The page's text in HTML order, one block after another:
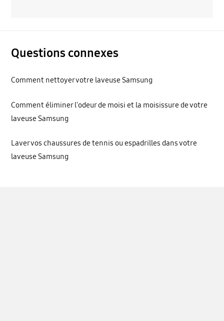
Questions connexes
Comment nettoyer votre laveuse Samsung
Comment éliminer l'odeur de moisi et la moisissure de votre
laveuse Samsung
Laver vos chaussures de tennis ou espadrilles dans votre
laveuse Samsung